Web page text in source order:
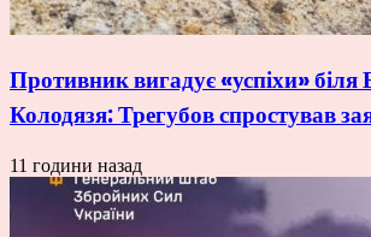
Противник вигадує «успіхи» біля
Колодязя: Трегубов спростував
11 години назад